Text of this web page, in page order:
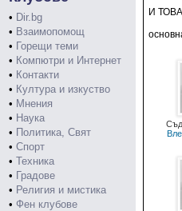
• Dir.bg
• Взаимопомощ
• Горещи теми
• Компютри и Интернет
• Контакти
• Култура и изкуство
• Мнения
• Наука
• Политика, Свят
• Спорт
• Техника
• Градове
• Религия и мистика
• Фен клубове
И